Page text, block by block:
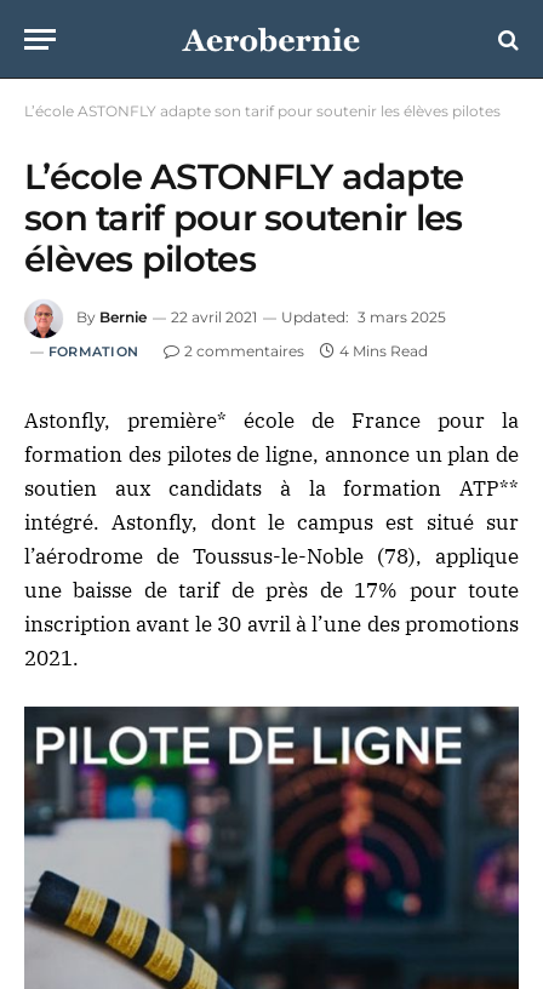
L’école ASTONFLY adapte son tarif pour soutenir les élèves pilotes
L’école ASTONFLY adapte
son tarif pour soutenir les
élèves pilotes
By Bernie 22 avril 2021 Updated: 3 mars 2025
FORMATION 2 commentaires 4 Mins Read
Astonfly, première* école de France pour la
formation des pilotes de ligne, annonce un plan de
soutien aux candidats à la formation ATP**
intégré. Astonfly, dont le campus est situé sur
l’aérodrome de Toussus-le-Noble (78), applique
une baisse de tarif de près de 17% pour toute
inscription avant le 30 avril à l’une des promotions
2021.